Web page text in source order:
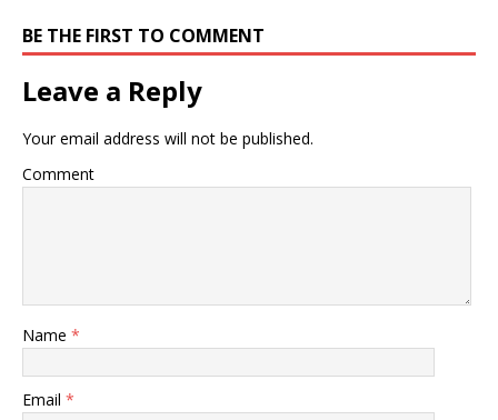
BE THE FIRST TO COMMENT
Leave a Reply
Your email address will not be published.
Comment
Name *
Email *